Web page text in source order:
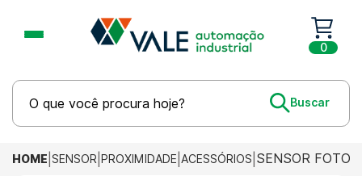
0
HOME SENSOR PROXIMIDADE ACESSÓRIOS SENSOR